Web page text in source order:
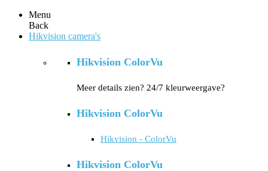
Menu
Back
Hikvision camera's
Hikvision ColorVu
Meer details zien? 24/7 kleurweergave?
Hikvision ColorVu
Hikvision - ColorVu
Hikvision ColorVu